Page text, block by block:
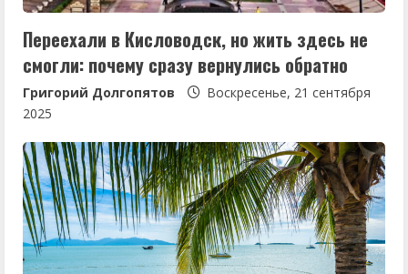
Переехали в Кисловодск, но жить здесь не
смогли: почему сразу вернулись обратно
Григорий Долгопятов
Воскресенье, 21 сентября
2025